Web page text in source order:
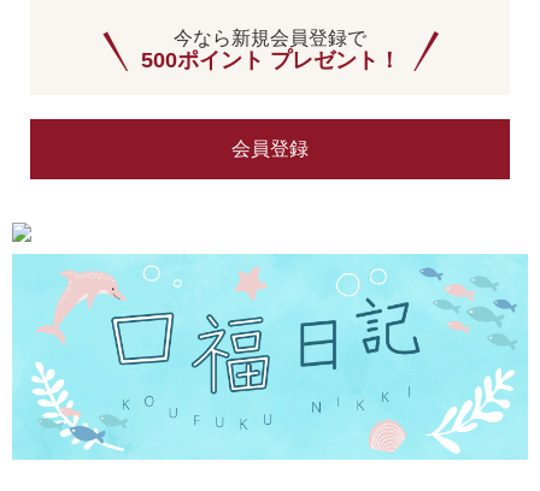
今なら新規会員登録で
500ポイント プレゼント！